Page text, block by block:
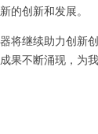
的创新和发展。
继续助力创新
果不断涌现，为